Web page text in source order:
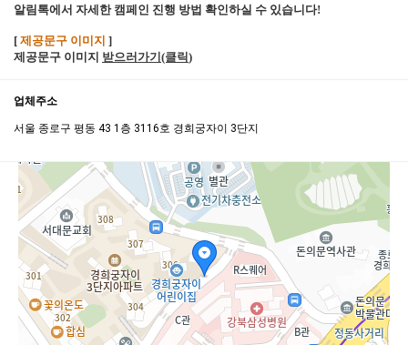
알림톡에서 자세한 캠페인 진행 방법 확인하실 수 있습니다!
[ 제공문구 이미지 ]
제공문구 이미지 받으러가기(클릭)
업체주소
서울 종로구 평동 43 1층 3116호 경희궁자이 3단지